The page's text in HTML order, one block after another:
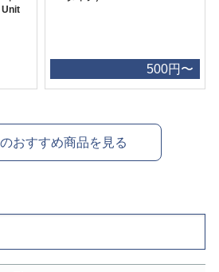
Unit
500円〜
おすすめ商品を見る